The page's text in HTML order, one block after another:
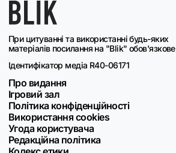
При цитуванні та використанні будь-яких
матеріалів посилання на "Blik" обов'язкове
Ідентифікатор медіа R40-06171
Про видання
Ігровий зал
Політика конфіденційності
Використання cookies
Угода користувача
Редакційна політика